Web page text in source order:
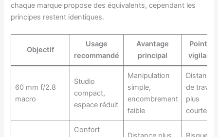
chaque marque propose des équivalents, cependant les
principes restent identiques.
Objectif
Usage
recommandé
Avantage
principal
Point de
60 mm f/2.8
macro
Studio
compact,
espace réduit
Manipulation
simple,
encombrement
faible
Distance
de travail
plus
courte
Confort